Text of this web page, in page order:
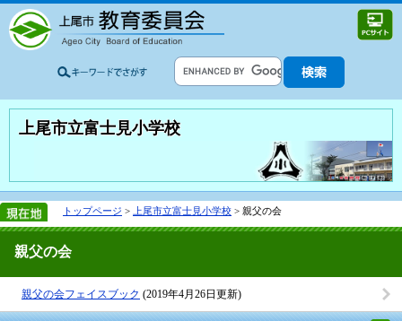
上尾市立富士見小学校
トップページ > 上尾市立富士見小学校 > 親父の会
親父の会
親父の会フェイスブック (2019年4月26日更新)